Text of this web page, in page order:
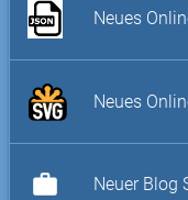
Neues
Neues
work Neuer Blog